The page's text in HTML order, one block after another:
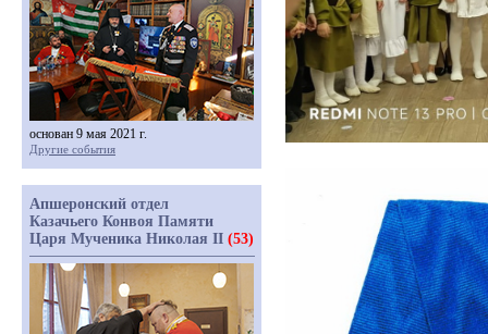
основан 9 мая 2021 г.
Другие события
Апшеронский отдел
Казачьего Конвоя Памяти
Царя Мученика Николая II (53)